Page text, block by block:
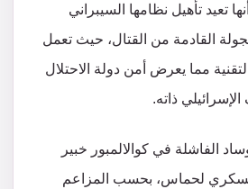
تعيد تأهيل نظامها السيبراني
القادمة من القتال، حيث تعمل
مما يعرض أمن دولة الاحتلال
ذاته.
الفاشلة في كوالالمبور خبير
لحماس، بحسب المزاعم